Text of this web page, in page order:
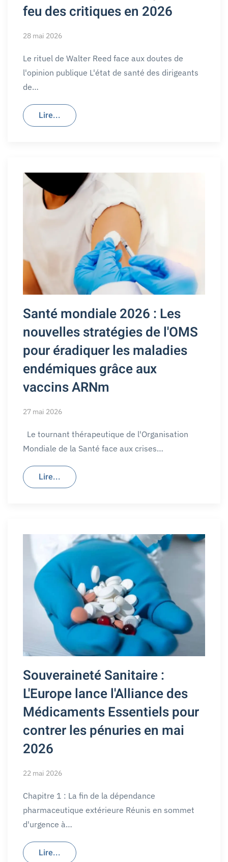
feu des critiques en 2026
28 mai 2026
Le rituel de Walter Reed face aux doutes de
l'opinion publique L'état de santé des dirigeants
de…
Lire...
Santé mondiale 2026 : Les
nouvelles stratégies de l'OMS
pour éradiquer les maladies
endémiques grâce aux
vaccins ARNm
27 mai 2026
Le tournant thérapeutique de l'Organisation
Mondiale de la Santé face aux crises…
Lire...
Souveraineté Sanitaire :
L'Europe lance l'Alliance des
Médicaments Essentiels pour
contrer les pénuries en mai
2026
22 mai 2026
Chapitre 1 : La fin de la dépendance
pharmaceutique extérieure Réunis en sommet
d'urgence à…
Lire...